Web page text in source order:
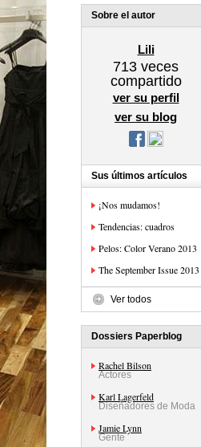
Sobre el autor
Lili
713 veces
compartido
ver su perfil
ver su blog
Sus últimos artículos
¡Nos mudamos!
Tendencias: cuadros
Pelos: Color Verano 2013
The September Issue 2013
Ver todos
Dossiers Paperblog
Rachel Bilson
Actores
Karl Lagerfeld
Diseñadores de Moda
Jamie Lynn
Gente